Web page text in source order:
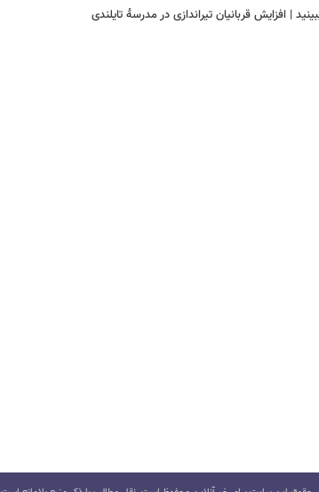
| افزایش قربانیان تیراندازی در مدرسۀ تایلندی